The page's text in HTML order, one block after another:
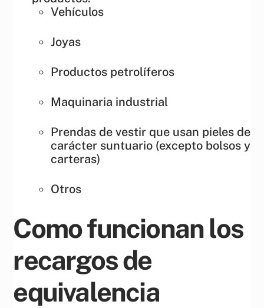
Vehículos
Joyas
Productos petrolíferos
Maquinaria industrial
Prendas de vestir que usan pieles de
carácter suntuario (excepto bolsos y
carteras)
Otros
Como funcionan los
recargos de
equivalencia